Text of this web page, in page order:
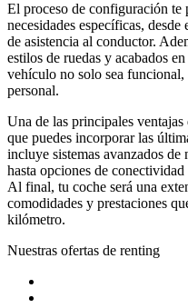
El proceso de configuración te
necesidades específicas,
de asistencia al conductor.
estilos de ruedas y acabados
vehículo no solo sea
personal.
Una de las principales
que puedes incorporar las
incluye sistemas avanzados de
hasta opciones de
Al final, tu coche será una
comodidades y prestaciones
kilómetro.
Nuestras ofertas de renting